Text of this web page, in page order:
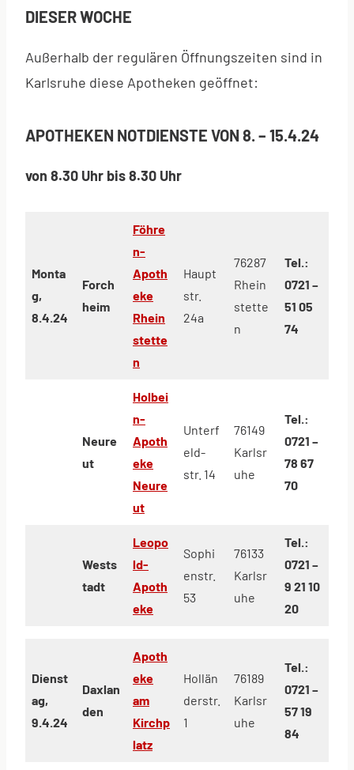
DIESER WOCHE
Außerhalb der regulären Öffnungszeiten sind in
Karlsruhe diese Apotheken geöffnet:
APOTHEKEN NOTDIENSTE VON 8. – 15.4.24
von 8.30 Uhr bis 8.30 Uhr
Monta
g,
8.4.24
Forch
heim
Föhre
n-
Apoth
eke
Rhein
stette
n
Haupt
str.
24a
76287
Rhein
stette
n
Tel.:
0721 –
51 05
74
Neure
ut
Holbei
n-
Apoth
eke
Neure
ut
Unterf
eld-
str. 14
76149
Karlsr
uhe
Tel.:
0721 –
78 67
70
Wests
tadt
Leopo
ld-
Apoth
eke
Sophi
enstr.
53
76133
Karlsr
uhe
Tel.:
0721 –
9 21 10
20
Dienst
ag,
9.4.24
Daxlan
den
Apoth
eke
am
Kirchp
latz
Hollän
derstr.
1
76189
Karlsr
uhe
Tel.:
0721 –
57 19
84